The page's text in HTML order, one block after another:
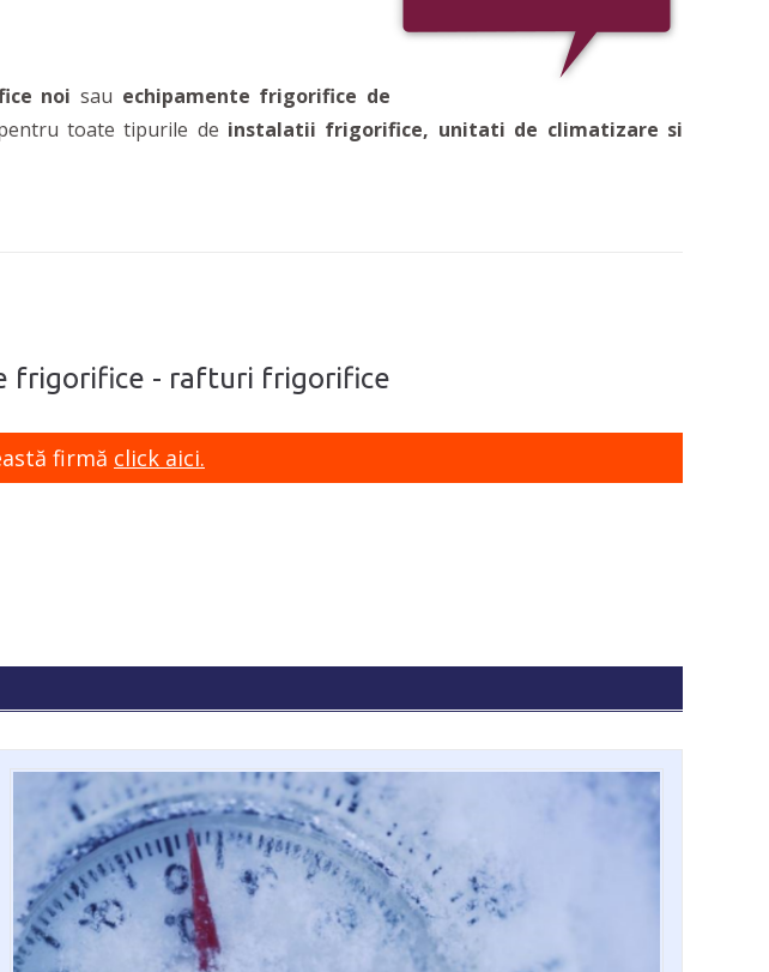
noi sau echipamente frigorifice de
toate tipurile de instalatii frigorifice, unitati de climatizare si
frigorifice - rafturi frigorifice
firmă click aici.